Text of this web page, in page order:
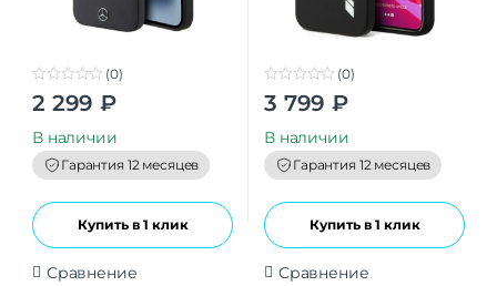
0
o
t
o
f
5
(0)
2 299 ₽
В наличии
Гарантия 12 месяцев
Купить в 1 клик
Сравнение
0
o
t
o
f
5
(0)
3 799 ₽
В наличии
Гарантия 12 месяцев
Купить в 1 клик
Сравнение